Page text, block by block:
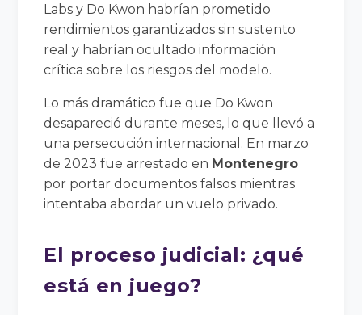
Labs y Do Kwon habrían prometido
rendimientos garantizados sin sustento
real y habrían ocultado información
crítica sobre los riesgos del modelo.
Lo más dramático fue que Do Kwon
desapareció durante meses, lo que llevó a
una persecución internacional. En marzo
de 2023 fue arrestado en Montenegro
por portar documentos falsos mientras
intentaba abordar un vuelo privado.
El proceso judicial: ¿qué
está en juego?